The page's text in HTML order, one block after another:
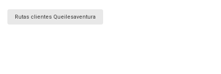
Rutas clientes Queilesaventura